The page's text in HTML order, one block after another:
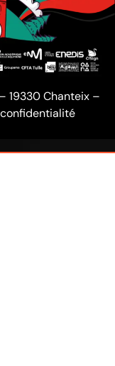
19330 Chanteix –